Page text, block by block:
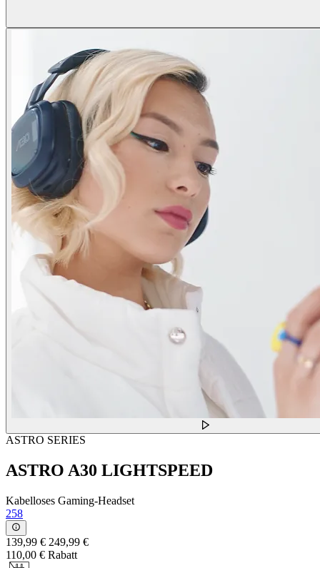
ASTRO SERIES
ASTRO A30 LIGHTSPEED
Kabelloses Gaming-Headset
258
139,99 € 249,99 €
110,00 € Rabatt